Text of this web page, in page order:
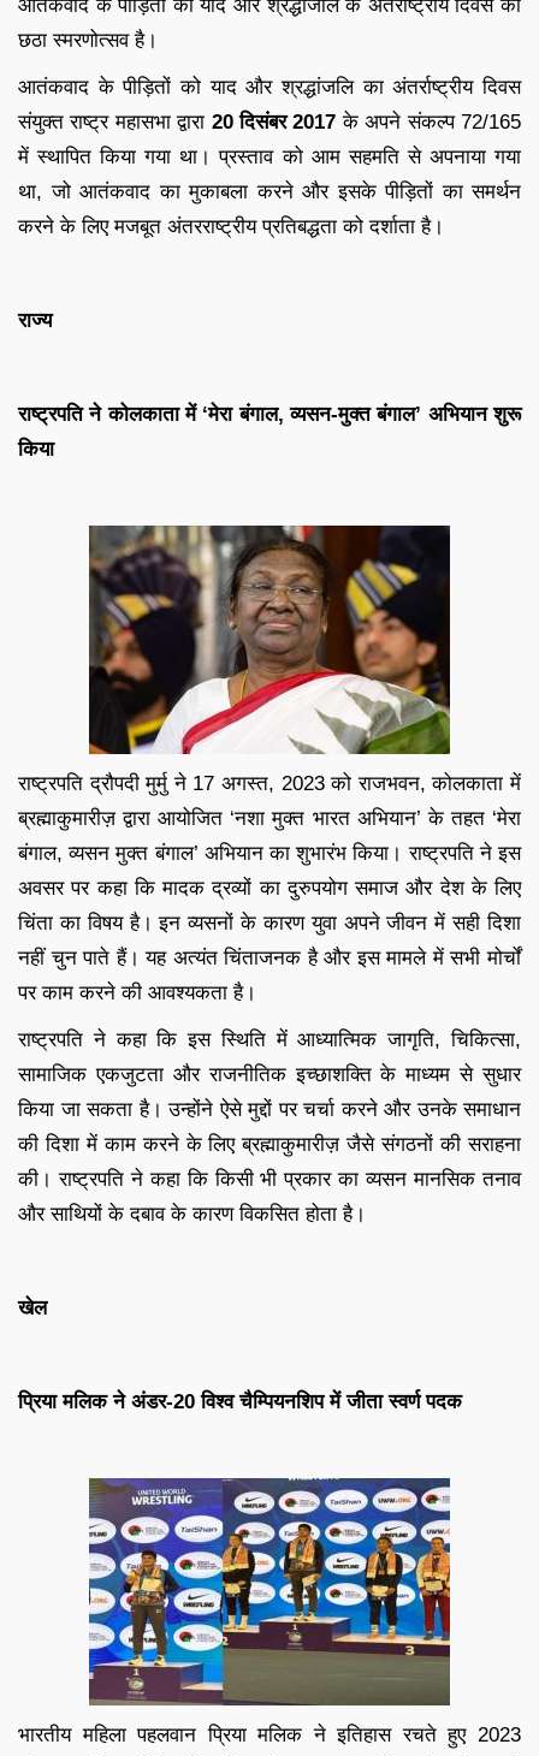
आतंकवाद के पीड़ितों की याद और श्रद्धांजलि के अंतर्राष्ट्रीय दिवस का
छठा स्मरणोत्सव है।
आतंकवाद के पीड़ितों को याद और श्रद्धांजलि का अंतर्राष्ट्रीय दिवस
संयुक्त राष्ट्र महासभा द्वारा 20 दिसंबर 2017 के अपने संकल्प 72/165
में स्थापित किया गया था। प्रस्ताव को आम सहमति से अपनाया गया
था, जो आतंकवाद का मुकाबला करने और इसके पीड़ितों का समर्थन
करने के लिए मजबूत अंतरराष्ट्रीय प्रतिबद्धता को दर्शाता है।
राज्य
राष्ट्रपति ने कोलकाता में ‘मेरा बंगाल, व्यसन-मुक्त बंगाल’ अभियान शुरू
किया
राष्ट्रपति द्रौपदी मुर्मु ने 17 अगस्त, 2023 को राजभवन, कोलकाता में
ब्रह्माकुमारीज़ द्वारा आयोजित ‘नशा मुक्त भारत अभियान’ के तहत ‘मेरा
बंगाल, व्यसन मुक्त बंगाल’ अभियान का शुभारंभ किया। राष्ट्रपति ने इस
अवसर पर कहा कि मादक द्रव्यों का दुरुपयोग समाज और देश के लिए
चिंता का विषय है। इन व्यसनों के कारण युवा अपने जीवन में सही दिशा
नहीं चुन पाते हैं। यह अत्यंत चिंताजनक है और इस मामले में सभी मोर्चों
पर काम करने की आवश्यकता है।
राष्ट्रपति ने कहा कि इस स्थिति में आध्यात्मिक जागृति, चिकित्सा,
सामाजिक एकजुटता और राजनीतिक इच्छाशक्ति के माध्यम से सुधार
किया जा सकता है। उन्होंने ऐसे मुद्दों पर चर्चा करने और उनके समाधान
की दिशा में काम करने के लिए ब्रह्माकुमारीज़ जैसे संगठनों की सराहना
की। राष्ट्रपति ने कहा कि किसी भी प्रकार का व्यसन मानसिक तनाव
और साथियों के दबाव के कारण विकसित होता है।
खेल
प्रिया मलिक ने अंडर-20 विश्व चैम्पियनशिप में जीता स्वर्ण पदक
भारतीय महिला पहलवान प्रिया मलिक ने इतिहास रचते हुए 2023